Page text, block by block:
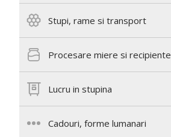
Stupi, rame si transport
Procesare miere si recipiente
Lucru in stupina
Cadouri, forme lumanari